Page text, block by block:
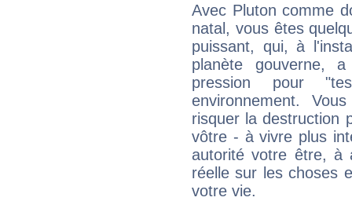
Avec Pluton comme
natal, vous êtes
puissant, qui, à
planète gouverne,
pression pour
environnement.
risquer la destruction
vôtre - à vivre plus
autorité votre être, à
réelle sur les choses
votre vie.